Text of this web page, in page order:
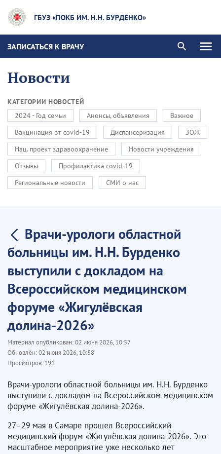
ГБУЗ «ПОКБ ИМ. Н.Н. БУРДЕНКО»
ЗАПИСАТЬСЯ К ВРАЧУ
Новости
КАТЕГОРИИ НОВОСТЕЙ
2024 - Год семьи
Анонсы, объявления
Важное
Вакцинация от covid-19
Диспансеризация
ЗОЖ
Нац. проект здравоохранение
Новости учреждения
Отзывы
Профилактика covid-19
Региональные новости
СМИ о нас
Врачи-урологи областной
больницы им. Н.Н. Бурденко
выступили с докладом на
Всероссийском медицинском
форуме «Жигулёвская
долина-2026»
Материал опубликован:02 июня 2026, 10:57
Обновлён:02 июня 2026, 10:58
Просмотров: 191
Врачи-урологи областной больницы им. Н.Н. Бурденко
выступили с докладом на Всероссийском медицинском
форуме «Жигулёвская долина-2026».
27–29 мая в Самаре прошел Всероссийский
медицинский форум «Жигулёвская долина-2026». Это
масштабное мероприятие уже несколько лет